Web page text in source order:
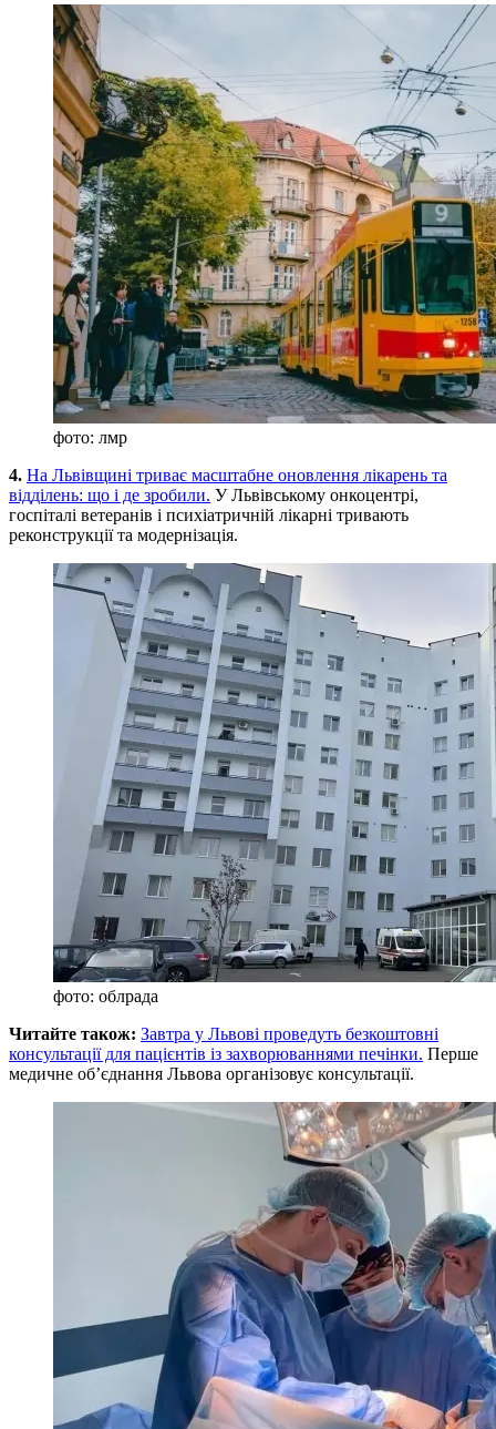
фото: лмр
4. На Львівщині триває масштабне оновлення лікарень та
відділень: що і де зробили. У Львівському онкоцентрі,
госпіталі ветеранів і психіатричній лікарні тривають
реконструкції та модернізація.
фото: облрада
Читайте також: Завтра у Львові проведуть безкоштовні
консультації для пацієнтів із захворюваннями печінки. Перше
медичне об’єднання Львова організовує консультації.